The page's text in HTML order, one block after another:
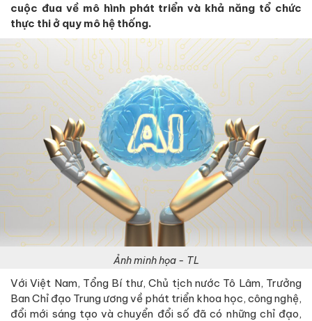
cuộc đua về mô hình phát triển và khả năng tổ chức
thực thi ở quy mô hệ thống.
Ảnh minh họa - TL
Với Việt Nam, Tổng Bí thư, Chủ tịch nước Tô Lâm, Trưởng
Ban Chỉ đạo Trung ương về phát triển khoa học, công nghệ,
đổi mới sáng tạo và chuyển đổi số đã có những chỉ đạo,